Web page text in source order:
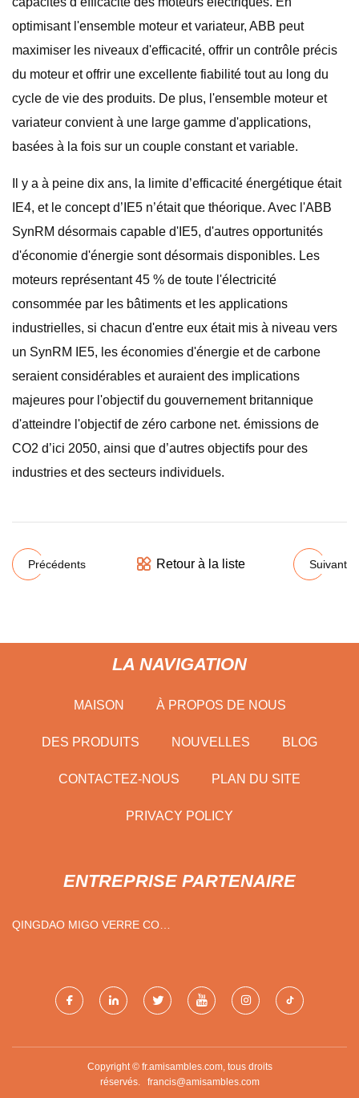
optimisant l'ensemble moteur et variateur, ABB peut
maximiser les niveaux d'efficacité, offrir un contrôle précis
du moteur et offrir une excellente fiabilité tout au long du
cycle de vie des produits. De plus, l'ensemble moteur et
variateur convient à une large gamme d'applications,
basées à la fois sur un couple constant et variable.
Il y a à peine dix ans, la limite d’efficacité énergétique était
IE4, et le concept d’IE5 n’était que théorique. Avec l'ABB
SynRM désormais capable d'IE5, d'autres opportunités
d'économie d'énergie sont désormais disponibles. Les
moteurs représentant 45 % de toute l'électricité
consommée par les bâtiments et les applications
industrielles, si chacun d'entre eux était mis à niveau vers
un SynRM IE5, les économies d'énergie et de carbone
seraient considérables et auraient des implications
majeures pour l'objectif du gouvernement britannique
d'atteindre l'objectif de zéro carbone net. émissions de
CO2 d’ici 2050, ainsi que d’autres objectifs pour des
industries et des secteurs individuels.
Précédents Retour à la liste Suivant
LA NAVIGATION
MAISON À PROPOS DE NOUS
DES PRODUITS NOUVELLES BLOG
CONTACTEZ-NOUS PLAN DU SITE
PRIVACY POLICY
ENTREPRISE PARTENAIRE
QINGDAO MIGO VERRE CO .,
Copyright © fr.amisambles.com, tous droits
réservés. francis@amisambles.com